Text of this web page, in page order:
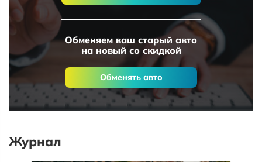
Обменяем ваш старый авто
на новый со скидкой
Обменять авто
Журнал